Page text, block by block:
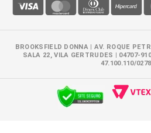
BROOKSFIELD DONNA | AV. ROQUE
SALA 22, VILA GERTRUDES | 04707-
47.100.110/